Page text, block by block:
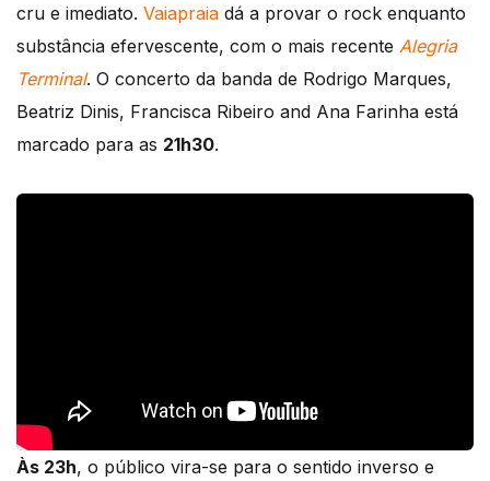
cru e imediato. Vaiapraia dá a provar o rock enquanto
substância efervescente, com o mais recente Alegria
Terminal. O concerto da banda de Rodrigo Marques,
Beatriz Dinis, Francisca Ribeiro and Ana Farinha está
marcado para as 21h30.
Às 23h, o público vira-se para o sentido inverso e